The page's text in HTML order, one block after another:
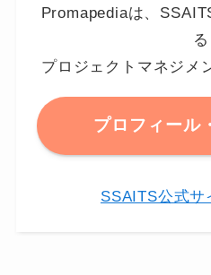
Promapediaは、
る
プロジェクトマネジメ
プロフィール
SSAITS公式サ